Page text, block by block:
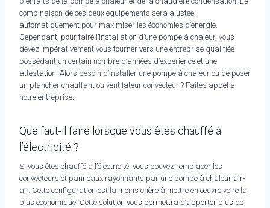
combinaison de ces deux équipements sera ajustée
automatiquement pour maximiser les économies d’énergie.
Cependant, pour faire l’installation d’une pompe à chaleur, vous
devez impérativement vous tourner vers une entreprise qualifiée
possédant un certain nombre d’années d’expérience et une
attestation. Alors besoin d’installer une pompe à chaleur ou de poser
un plancher chauffant ou ventilateur convecteur ? Faites appel à
notre entreprise.
Que faut-il faire lorsque vous êtes chauffé à
l’électricité ?
Si vous êtes chauffé à l’électricité, vous pouvez remplacer les
convecteurs et panneaux rayonnants par une pompe à chaleur air-
air. Cette configuration est la moins chère à mettre en œuvre voire la
plus économique. Cette solution vous permettra d’apporter plus de